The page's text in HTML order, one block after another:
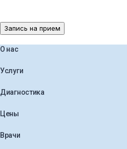
Запись на прием
О нас
Услуги
Диагностика
Цены
Врачи